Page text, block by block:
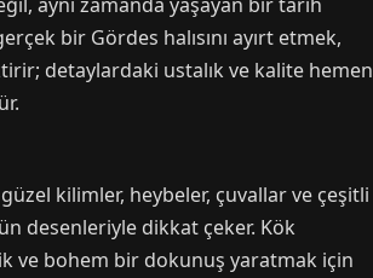
bir Gördes halısını ayırt etmek,
detaylardaki ustalık ve kalite hemen
kilimler, heybeler, çuvallar ve çeşitli
desenleriyle dikkat çeker. Kök
ve bohem bir dokunuş yaratmak için